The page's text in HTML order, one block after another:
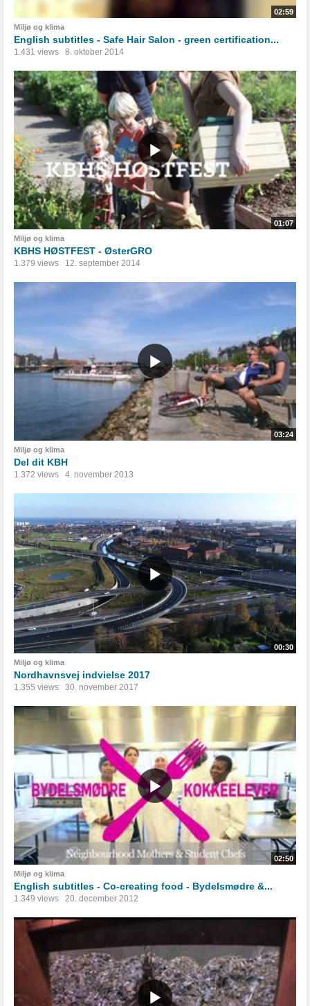
02:59
Miljø og klima
English subtitles - Safe Hair Salon - green certification...
1.431 views 8. oktober 2014
01:07
Miljø og klima
KBHS HØSTFEST - ØsterGRO
1.379 views 12. september 2014
03:24
Miljø og klima
Del dit KBH
1.372 views 4. november 2013
00:30
Miljø og klima
Nordhavnsvej indvielse 2017
1.355 views 30. november 2017
02:50
Miljø og klima
English subtitles - Co-creating food - Bydelsmødre &...
1.349 views 20. december 2012